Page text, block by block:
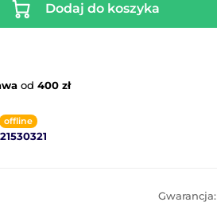
Dodaj do koszyka
od 400 zł
offline
Gwarancja: